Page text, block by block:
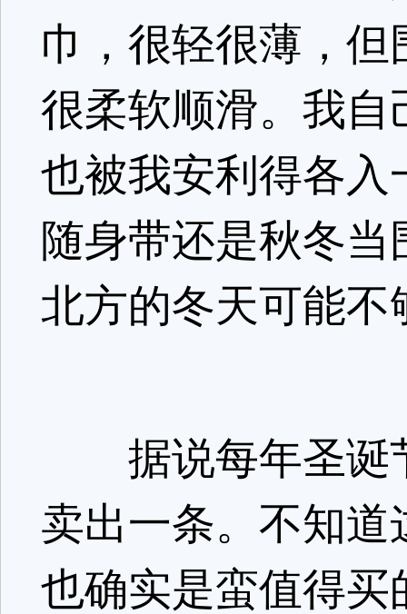
巾，很轻很薄，
很柔软顺滑。我
也被我安利得各
随身带还是秋冬
北方的冬天可能
据说每年圣诞
卖出一条。不知
也确实是蛮值得买